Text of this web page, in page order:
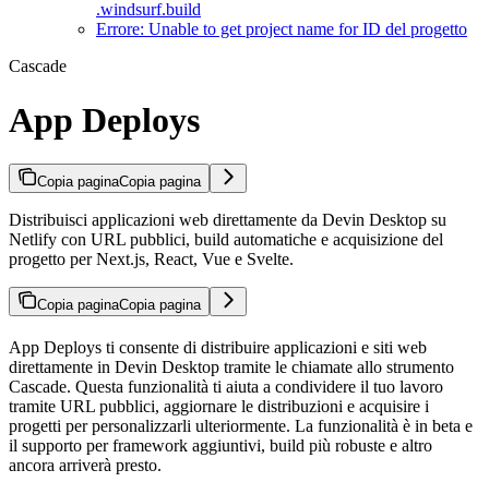
.windsurf.build
Errore: Unable to get project name for ID del progetto
Cascade
App Deploys
Copia paginaCopia pagina
Distribuisci applicazioni web direttamente da Devin Desktop su
Netlify con URL pubblici, build automatiche e acquisizione del
progetto per Next.js, React, Vue e Svelte.
Copia paginaCopia pagina
App Deploys ti consente di distribuire applicazioni e siti web
direttamente in Devin Desktop tramite le chiamate allo strumento
Cascade. Questa funzionalità ti aiuta a condividere il tuo lavoro
tramite URL pubblici, aggiornare le distribuzioni e acquisire i
progetti per personalizzarli ulteriormente. La funzionalità è in beta e
il supporto per framework aggiuntivi, build più robuste e altro
ancora arriverà presto.